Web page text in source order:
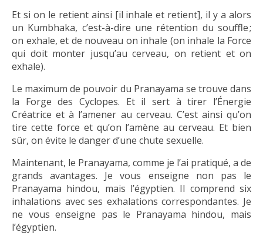
Et si on le retient ainsi [il inhale et retient], il y a alors
un Kumbhaka, c’est-à-dire une rétention du souffle ;
on exhale, et de nouveau on inhale (on inhale la Force
qui doit monter jusqu’au cerveau, on retient et on
exhale).
Le maximum de pouvoir du Pranayama se trouve dans
la Forge des Cyclopes. Et il sert à tirer l’Énergie
Créatrice et à l’amener au cerveau. C’est ainsi qu’on
tire cette force et qu’on l’amène au cerveau. Et bien
sûr, on évite le danger d’une chute sexuelle.
Maintenant, le Pranayama, comme je l’ai pratiqué, a de
grands avantages. Je vous enseigne non pas le
Pranayama hindou, mais l’égyptien. Il comprend six
inhalations avec ses exhalations correspondantes. Je
ne vous enseigne pas le Pranayama hindou, mais
l’égyptien.